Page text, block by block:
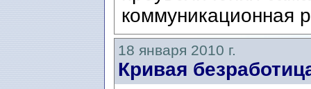
коммуникационная
18 января 2010 г.
Кривая